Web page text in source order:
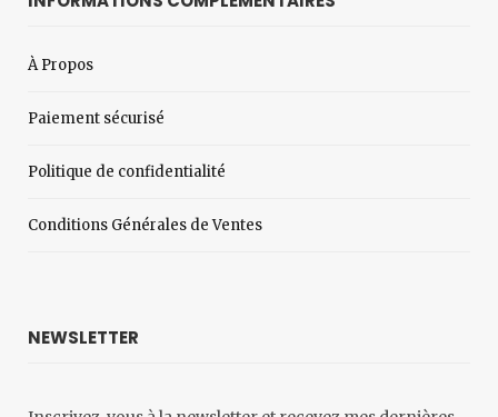
À Propos
Paiement sécurisé
Politique de confidentialité
Conditions Générales de Ventes
NEWSLETTER